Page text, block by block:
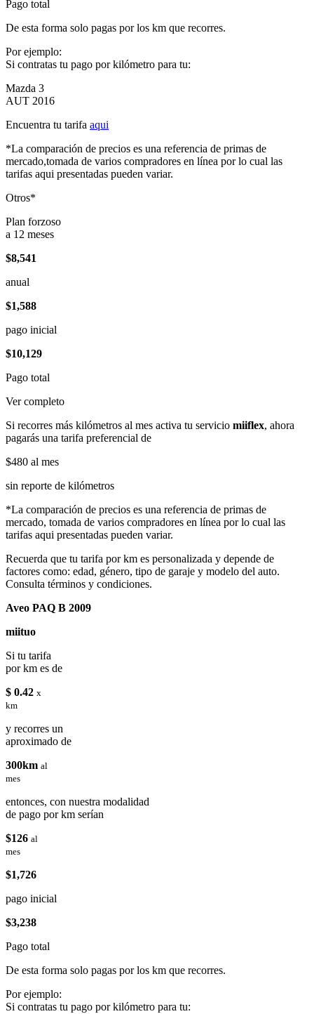
Pago total
De esta forma solo pagas por los km que recorres.
Por ejemplo:
Si contratas tu pago por kilómetro para tu:
Mazda 3
AUT 2016
Encuentra tu tarifa aqui
*La comparación de precios es una referencia de primas de
mercado,tomada de varios compradores en línea por lo cual las
tarifas aqui presentadas pueden variar.
Otros*
Plan forzoso
a 12 meses
$8,541
anual
$1,588
pago inicial
$10,129
Pago total
Ver completo
Si recorres más kilómetros al mes activa tu servicio miiflex, ahora
pagarás una tarifa preferencial de
$480 al mes
sin reporte de kilómetros
*La comparación de precios es una referencia de primas de
mercado, tomada de varios compradores en línea por lo cual las
tarifas aqui presentadas pueden variar.
Recuerda que tu tarifa por km es personalizada y depende de
factores como: edad, género, tipo de garaje y modelo del auto.
Consulta términos y condiciones.
Aveo PAQ B 2009
miituo
Si tu tarifa
por km es de
$ 0.42 x
km
y recorres un
aproximado de
300km al
mes
entonces, con nuestra modalidad
de pago por km serían
$126 al
mes
$1,726
pago inicial
$3,238
Pago total
De esta forma solo pagas por los km que recorres.
Por ejemplo:
Si contratas tu pago por kilómetro para tu: